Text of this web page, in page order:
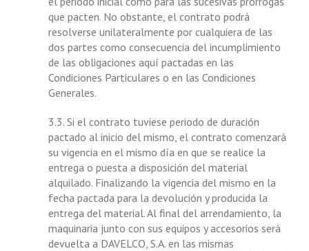
que pacten. No obstante, el contrato podrá
resolverse unilateralmente por cualquiera de las
dos partes como consecuencia del incumplimiento
de las obligaciones aquí pactadas en las
Condiciones Particulares o en las Condiciones
Generales.
3.3. Si el contrato tuviese periodo de duración
pactado al inicio del mismo, el contrato comenzará
su vigencia en el mismo día en que se realice la
entrega o puesta a disposición del material
alquilado. Finalizando la vigencia del mismo en la
fecha pactada para la devolución y producida la
entrega del material. Al final del arrendamiento, la
maquinaria junto con sus equipos y accesorios será
devuelta a DAVELCO, S.A. en las mismas